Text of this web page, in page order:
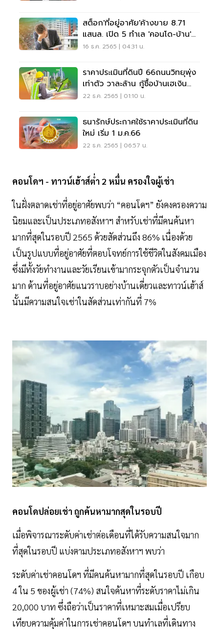
สต็อก'ที่อยู่อาศัย'ค้างขาย 8.71
แสนล. เปิด 5 ทำเล 'คอนโด-บ้าน'
เหลือเยอะสุด!
16 ธ.ค. 2565 | 04:31 น.
ราคาประเมินที่ดินปี 66ถนนวิทยุพุ่ง
เท่าตัว วาละล้าน กู้ซื้อบ้านเฮเงิน
งอก
22 ธ.ค. 2565 | 01:10 น.
ธนารักษ์ประกาศใช้ราคาประเมินที่ดิน
ใหม่ เริ่ม 1 ม.ค.66
22 ธ.ค. 2565 | 06:57 น.
คอนโดฯ - ทาวน์เฮ้าส์ต่ำ 2 หมื่น ครองใจผู้เช่า
ในฝั่งตลาดเช่าที่อยู่อาศัยพบว่า “คอนโดฯ” ยังคงครองความ
นิยมและเป็นประเภทอสังหาฯ สำหรับเช่าที่มีคนค้นหา
มากที่สุดในรอบปี 2565 ด้วยสัดส่วนถึง 86% เนื่องด้วย
เป็นรูปแบบที่อยู่อาศัยที่ตอบโจทย์การใช้ชีวิตในสังคมเมือง
ซึ่งมีทั้งวัยทำงานและวัยเรียนเข้ามากระจุกตัวเป็นจำนวน
มาก ด้านที่อยู่อาศัยแนวราบอย่างบ้านเดี่ยวและทาวน์เฮ้าส์
นั้นมีความสนใจเช่าในสัดส่วนเท่ากันที่ 7%
คอนโดปล่อยเช่า ถูกค้นหามากสุดในรอบปี
เมื่อพิจารณาระดับค่าเช่าต่อเดือนที่ได้รับความสนใจมาก
ที่สุดในรอบปี แบ่งตามประเภทอสังหาฯ พบว่า
ระดับค่าเช่าคอนโดฯ ที่มีคนค้นหามากที่สุดในรอบปี เกือบ
4 ใน 5 ของผู้เช่า (74%) สนใจค้นหาที่ระดับราคาไม่เกิน
20,000 บาท ซึ่งถือว่าเป็นราคาที่เหมาะสมเมื่อเปรียบ
เทียบความคุ้มค่าในการเช่าคอนโดฯ บนทำเลที่เดินทาง